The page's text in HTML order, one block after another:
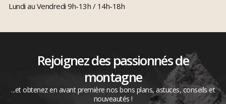
Lundi au Vendredi 9h-13h / 14h-18h
Rejoignez des passionnés de
montagne
...et obtenez en avant première nos bons plans, astuces, conseils et
nouveautés !